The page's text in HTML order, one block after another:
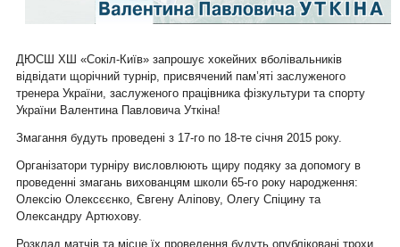
ДЮСШ ХШ «Сокіл-Київ» запрошує хокейних вболівальників
відвідати щорічний турнір, присвячений пам’яті заслуженого
тренера України, заслуженого працівника фізкультури та спорту
України Валентина Павловича Уткіна!
Змагання будуть проведені з 17-го по 18-те січня 2015 року.
Організатори турніру висловлюють щиру подяку за допомогу в
проведенні змагань вихованцям школи 65-го року народження:
Олексію Олексєєнко, Євгену Аліпову, Олегу Спіцину та
Олександру Артюхову.
Розклад матчів та місце їх проведення будуть опубліковані трохи